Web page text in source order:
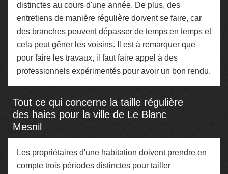
distinctes au cours d'une année. De plus, des
entretiens de manière régulière doivent se faire, car
des branches peuvent dépasser de temps en temps et
cela peut gêner les voisins. Il est à remarquer que
pour faire les travaux, il faut faire appel à des
professionnels expérimentés pour avoir un bon rendu.
Tout ce qui concerne la taille régulière
des haies pour la ville de Le Blanc
Mesnil
Les propriétaires d'une habitation doivent prendre en
compte trois périodes distinctes pour tailler